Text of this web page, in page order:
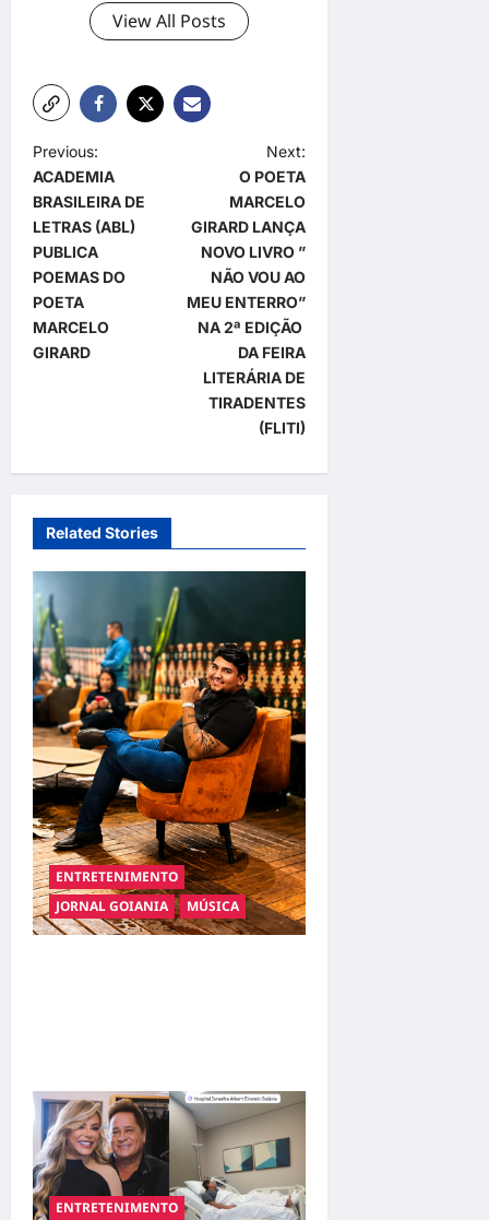
View All Posts
P
o
s
t
n
a
v
i
n
Previous:
ACADEMIA
BRASILEIRA DE
LETRAS (ABL)
PUBLICA
POEMAS DO
POETA
MARCELO
GIRARD
Next:
O POETA
MARCELO
GIRARD LANÇA
NOVO LIVRO ”
NÃO VOU AO
MEU ENTERRO”
NA 2ª EDIÇÃO
DA FEIRA
LITERÁRIA DE
TIRADENTES
(FLITI)
Related Stories
ENTRETENIMENTO
JORNAL GOIANIA
MÚSICA
ENTRETENIMENTO